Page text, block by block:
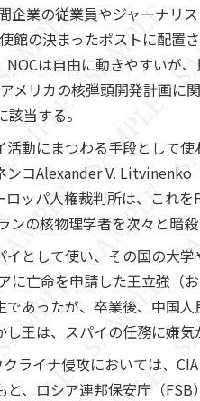
企業の従業員やジャーナリ
館の決まったポストに配
は自由に動きやすいが
メリカの核弾頭開発計画に
当する。
動にまつわる手段として使
ンコAlexander V.
ッパ人権裁判所は、これ
の核物理学者を次々と暗殺
として使い、その国の大
に亡命を申請した王立強
あったが、卒業後、中国
王は、スパイの任務に嫌気
ライナ侵攻においては、
、ロシア連邦保安庁（